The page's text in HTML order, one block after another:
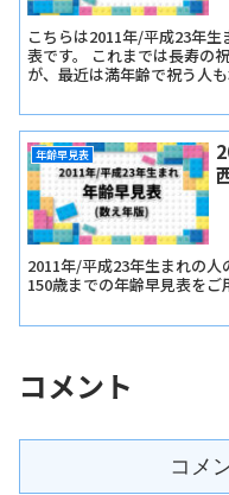
こちらは2011年/平成23年
表です。 これまでは長寿の
が、最近は満年齢で祝う人
年齢版』をご用意しました。
年齢早見表
2011年/平成23年生まれの人
150歳までの年齢早見表をご
コメント
コメ